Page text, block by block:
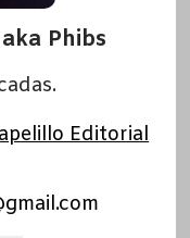
Phibs
Editorial